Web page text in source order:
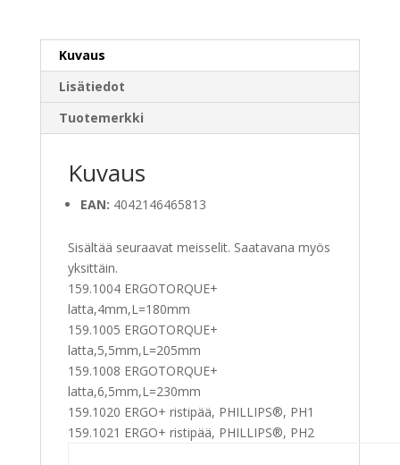
Kuvaus
Lisätiedot
Tuotemerkki
Kuvaus
EAN: 4042146465813
Sisältää seuraavat meisselit. Saatavana myös
yksittäin.
159.1004 ERGOTORQUE+
latta,4mm,L=180mm
159.1005 ERGOTORQUE+
latta,5,5mm,L=205mm
159.1008 ERGOTORQUE+
latta,6,5mm,L=230mm
159.1020 ERGO+ ristipää, PHILLIPS®, PH1
159.1021 ERGO+ ristipää, PHILLIPS®, PH2